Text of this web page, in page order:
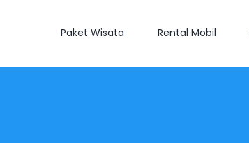
Paket Wisata Rental Mobil